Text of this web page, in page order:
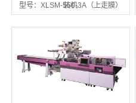
装机
型号：XLSM-550-3A（上走膜）